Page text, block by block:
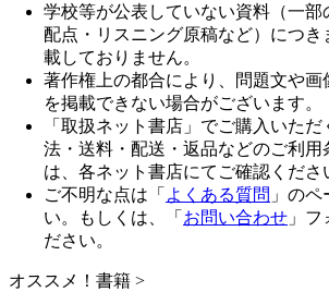
学校等が公表していない資料（一部
配点・リスニング原稿など）につき
載しておりません。
著作権上の都合により、問題文や画
を掲載できない場合がございます。
「取扱ネット書店」でご購入いた
法・送料・配送・返品などのご利用
は、各ネット書店にてご確認くださ
ご不明な点は「 よくある質問 」の
い。もしくは、「 お問い合わせ 」
ださい。
オススメ！書籍 >